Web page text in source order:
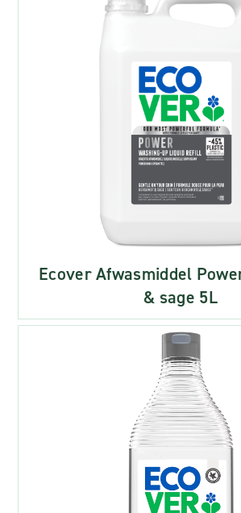
Ecover Afwasmiddel
& sage 5L